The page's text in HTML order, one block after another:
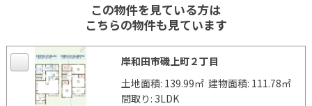
この物件を見ている方は
こちらの物件も見ています
岸和田市磯上町２丁目
土地面積: 139.99㎡建物面積: 111.78㎡
間取り: 3LDK